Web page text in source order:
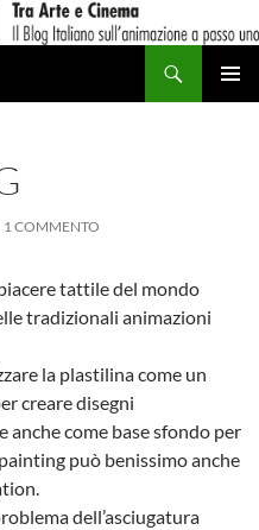
1 COMMENTO
tattile del mondo
tradizionali animazioni
la plastilina come un
creare disegni
come base sfondo per
può benissimo anche
dell’asciugatura